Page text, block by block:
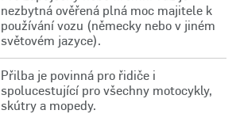
nezbytná ověřená plná moc majitele k
používání vozu (německy nebo v jiném
světovém jazyce).
Přilba je povinná pro řidiče i
spolucestující pro všechny motocykly,
skútry a mopedy.